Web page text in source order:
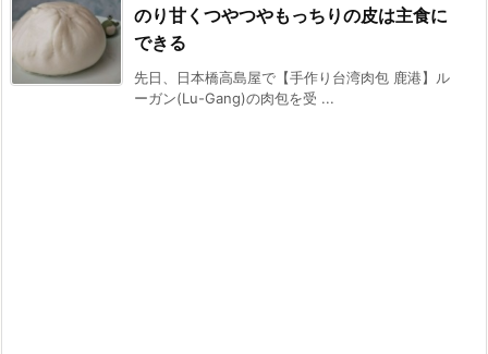
のり甘くつやつやもっちりの皮は主食に
できる
先日、日本橋高島屋で【手作り台湾肉包 鹿港】ル
ーガン(Lu-Gang)の肉包を受 ...